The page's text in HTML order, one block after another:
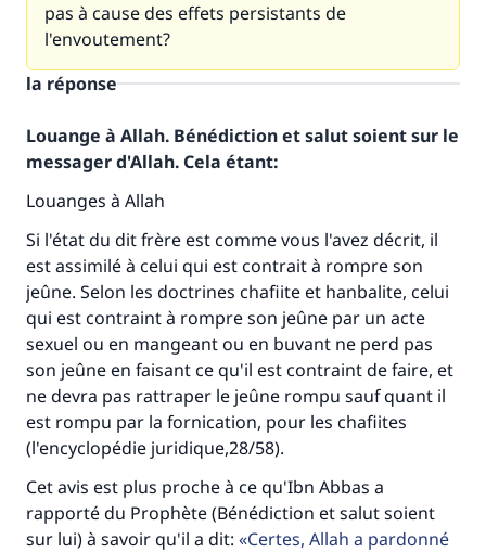
pas à cause des effets persistants de
l'envoutement?
la réponse
Louange à Allah. Bénédiction et salut soient sur le
messager d'Allah. Cela étant:
Louanges à Allah
Si l'état du dit frère est comme vous l'avez décrit, il
est assimilé à celui qui est contrait à rompre son
jeûne. Selon les doctrines chafiite et hanbalite, celui
qui est contraint à rompre son jeûne par un acte
sexuel ou en mangeant ou en buvant ne perd pas
son jeûne en faisant ce qu'il est contraint de faire, et
ne devra pas rattraper le jeûne rompu sauf quant il
est rompu par la fornication, pour les chafiites
(l'encyclopédie juridique,28/58).
Cet avis est plus proche à ce qu'Ibn Abbas a
rapporté du Prophète (Bénédiction et salut soient
sur lui) à savoir qu'il a dit:
Certes, Allah a pardonné